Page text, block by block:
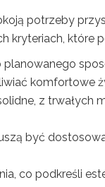
potrzeby
kryteriach, które
komfortowe
z trwałych
być
co podkreśli